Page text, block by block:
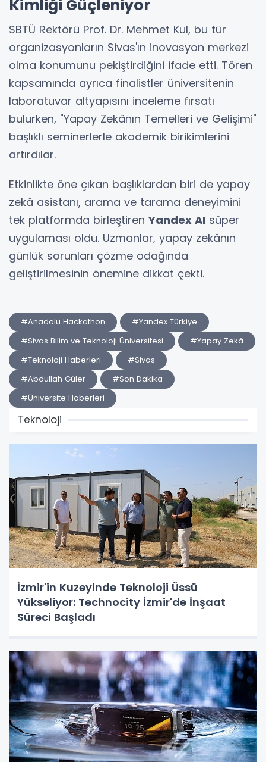
Kimliği Güçleniyor
SBTÜ Rektörü Prof. Dr. Mehmet Kul, bu tür
organizasyonların Sivas'ın inovasyon merkezi
olma konumunu pekiştirdiğini ifade etti. Tören
kapsamında ayrıca finalistler üniversitenin
laboratuvar altyapısını inceleme fırsatı
bulurken, "Yapay Zekânın Temelleri ve Gelişimi"
başlıklı seminerlerle akademik birikimlerini
artırdılar.
Etkinlikte öne çıkan başlıklardan biri de yapay
zekâ asistanı, arama ve tarama deneyimini
tek platformda birleştiren Yandex AI süper
uygulaması oldu. Uzmanlar, yapay zekânın
günlük sorunları çözme odağında
geliştirilmesinin önemine dikkat çekti.
#Anadolu Hackathon
#Yandex Türkiye
#Sivas Bilim ve Teknoloji Üniversitesi
#Yapay Zekâ
#Teknoloji Haberleri
#Sivas
#Abdullah Güler
#Son Dakika
#Üniversite Haberleri
Teknoloji
İzmir'in Kuzeyinde Teknoloji Üssü
Yükseliyor: Technocity İzmir'de İnşaat
Süreci Başladı